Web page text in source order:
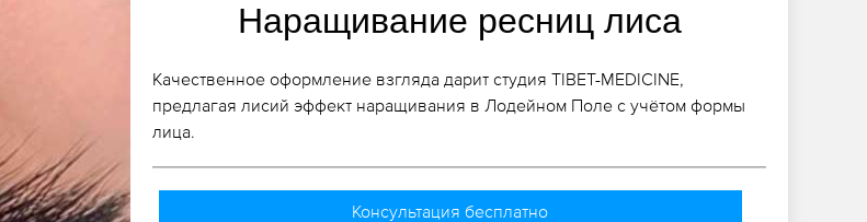
Наращивание ресниц лиса
Качественное оформление взгляда дарит студия TIBET-MEDICINE,
предлагая лисий эффект наращивания в Лодейном Поле с учётом формы
лица.
Консультация бесплатно